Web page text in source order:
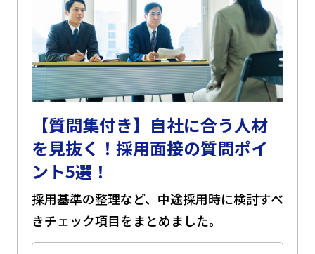
【質問集付き】自社に合う人材
を見抜く！採用面接の質問ポイ
ント5選！
採用基準の整理など、中途採用時に検討すべ
きチェック項目をまとめました。